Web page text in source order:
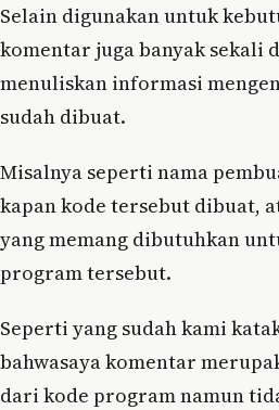
Selain digunakan untuk
komentar juga banyak sekali
menuliskan informasi
sudah dibuat.
Misalnya seperti nama
kapan kode tersebut dibuat,
yang memang dibutuhkan
program tersebut.
Seperti yang sudah kami
bahwasaya komentar
dari kode program namun